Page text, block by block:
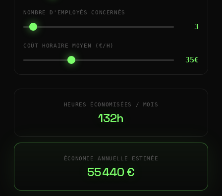
NOMBRE D'EMPLOYÉS CONCERNÉS
3
COÛT HORAIRE MOYEN (€/H)
35€
HEURES ÉCONOMISÉES / MOIS
132h
ÉCONOMIE ANNUELLE ESTIMÉE
55 440 €